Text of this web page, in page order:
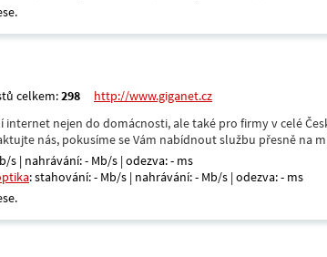
celkem:298
http://www.giganet.cz
nejen do domácnosti, ale také pro firmy v celé
nás, pokusíme se Vám nabídnout službu přesně na
s | nahrávání: - Mb/s | odezva: - ms
: stahování: - Mb/s | nahrávání: - Mb/s | odezva: - ms